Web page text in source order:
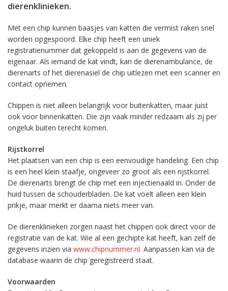
dierenklinieken.
Met een chip kunnen baasjes van katten die vermist raken snel
worden opgespoord. Elke chip heeft een uniek
registratienummer dat gekoppeld is aan de gegevens van de
eigenaar. Als iemand de kat vindt, kan de dierenambulance, de
dierenarts of het dierenasiel de chip uitlezen met een scanner en
contact opnemen.
Chippen is niet alleen belangrijk voor buitenkatten, maar juist
ook voor binnenkatten. Die zijn vaak minder redzaam als zij per
ongeluk buiten terecht komen.
Rijstkorrel
Het plaatsen van een chip is een eenvoudige handeling. Een chip
is een heel klein staafje, ongeveer zo groot als een rijstkorrel.
De dierenarts brengt de chip met een injectienaald in. Onder de
huid tussen de schouderbladen. De kat voelt alleen een klein
prikje, maar merkt er daarna niets meer van.
De dierenklinieken zorgen naast het chippen ook direct voor de
registratie van de kat. Wie al een gechipte kat heeft, kan zelf de
gegevens inzien via www.chipnummer.nl. Aanpassen kan via de
database waarin de chip geregistreerd staat.
Voorwaarden